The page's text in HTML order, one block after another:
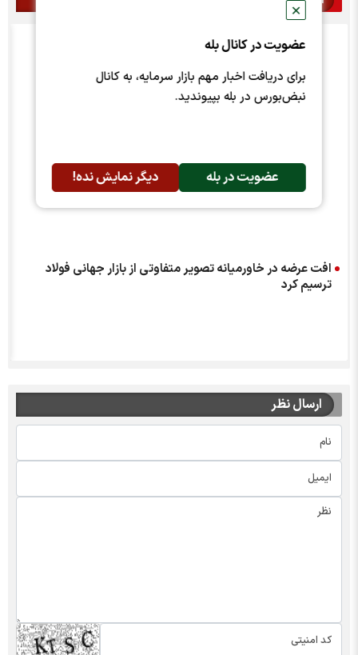
✕
عضویت در کانال بله
برای دریافت اخبار مهم بازار سرمایه، به کانال
نبض‌بورس در بله بپیوندید.
عضویت در بله دیگر نمایش نده!
افت عرضه در خاورمیانه تصویر متفاوتی از بازار جهانی فولاد
ترسیم کرد
ارسال نظر